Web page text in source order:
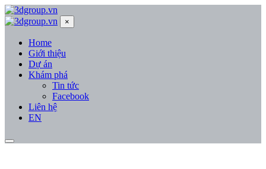
×
Home
Giới thiệu
Dự án
Khám phá
Tin tức
Facebook
Liên hệ
EN